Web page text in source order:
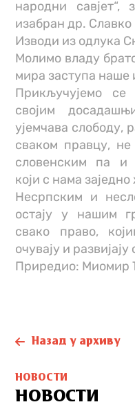
народни савјет“,
изабран др.
Изводи из одлука
Молимо владу
мира заступа наше
Прикључујемо се
својим
ујемчава слободу,
сваком правцу,
словенским па и
који с нама
Несрпским и
остају у нашим
свако право,
очувају и
Приредио: Миомир
Назад у архиву
НОВОСТИ
НОВОСТИ